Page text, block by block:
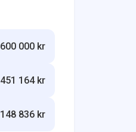
600 000 kr
451 164 kr
148 836 kr